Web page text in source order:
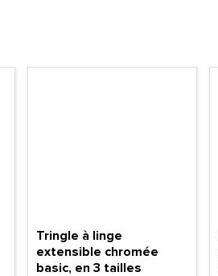
Tringle à linge
extensible chromée
basic, en 3 tailles